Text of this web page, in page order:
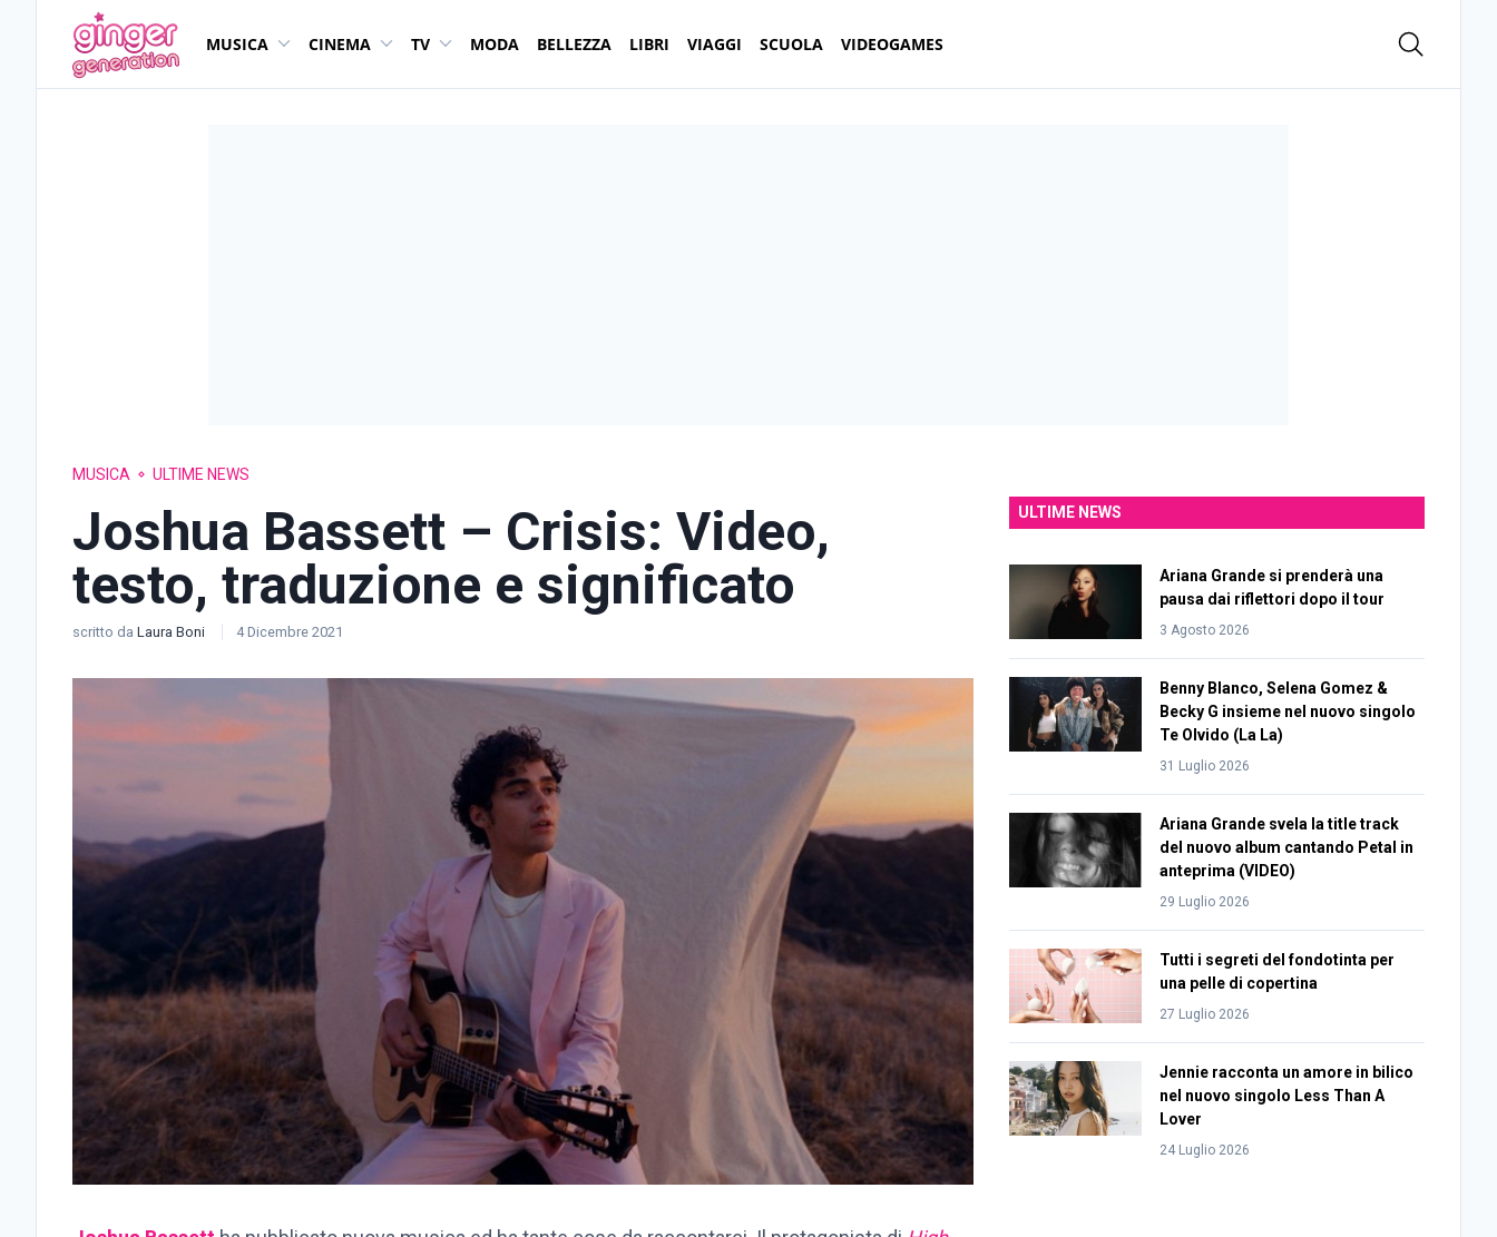
MUSICA CINEMA TV MODA BELLEZZA LIBRI VIAGGI SCUOLA VIDEOGAMES
MUSICA ULTIME NEWS
Joshua Bassett – Crisis: Video,
testo, traduzione e significato
scritto da Laura Boni 4 Dicembre 2021
ULTIME NEWS
Ariana Grande si prenderà una
pausa dai riflettori dopo il tour
3 Agosto 2026
Benny Blanco, Selena Gomez &
Becky G insieme nel nuovo singolo
Te Olvido (La La)
31 Luglio 2026
Ariana Grande svela la title track
del nuovo album cantando Petal in
anteprima (VIDEO)
29 Luglio 2026
Tutti i segreti del fondotinta per
una pelle di copertina
27 Luglio 2026
Jennie racconta un amore in bilico
nel nuovo singolo Less Than A
Lover
24 Luglio 2026